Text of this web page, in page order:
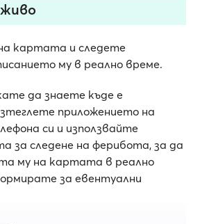
картата и следете
му в реално време.
да знаете къде е
приложението на
си и използвайте
за следене на ферибота, за да
му на картата в реално
за евентуални